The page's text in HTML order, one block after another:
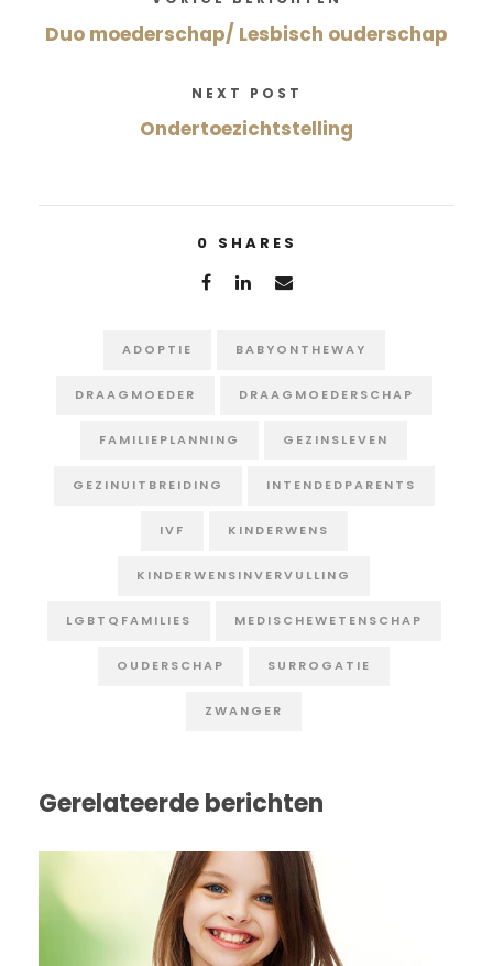
Duo moederschap/ Lesbisch ouderschap
NEXT POST
Ondertoezichtstelling
0 SHARES
ADOPTIE BABYONTHEWAY
DRAAGMOEDER DRAAGMOEDERSCHAP
FAMILIEPLANNING GEZINSLEVEN
GEZINUITBREIDING INTENDEDPARENTS
IVF KINDERWENS
KINDERWENSINVERVULLING
LGBTQFAMILIES MEDISCHEWETENSCHAP
OUDERSCHAP SURROGATIE
ZWANGER
Gerelateerde berichten